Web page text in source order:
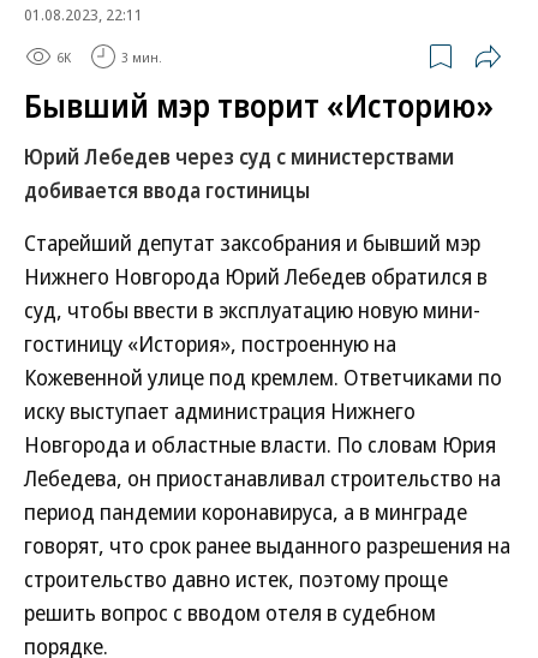
01.08.2023, 22:11
6K 3 мин.
Бывший мэр творит «Историю»
Юрий Лебедев через суд с министерствами
добивается ввода гостиницы
Старейший депутат заксобрания и бывший мэр
Нижнего Новгорода Юрий Лебедев обратился в
суд, чтобы ввести в эксплуатацию новую мини-
гостиницу «История», построенную на
Кожевенной улице под кремлем. Ответчиками по
иску выступает администрация Нижнего
Новгорода и областные власти. По словам Юрия
Лебедева, он приостанавливал строительство на
период пандемии коронавируса, а в минграде
говорят, что срок ранее выданного разрешения на
строительство давно истек, поэтому проще
решить вопрос с вводом отеля в судебном
порядке.